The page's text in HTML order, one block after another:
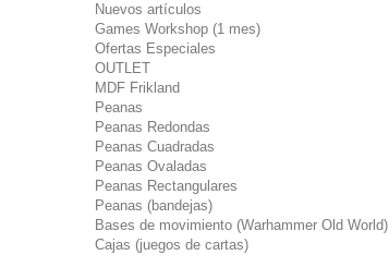
Nuevos artículos
Games Workshop (1 mes)
Ofertas Especiales
OUTLET
MDF Frikland
Peanas
Peanas Redondas
Peanas Cuadradas
Peanas Ovaladas
Peanas Rectangulares
Peanas (bandejas)
Bases de movimiento (Warhammer Old World)
Cajas (juegos de cartas)